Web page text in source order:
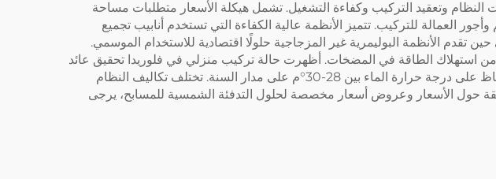
النظام وتعقيد التركيب وكفاءة التشغيل. تشمل هيكلة الأسعار متطلبات مساحة
التحكم وأجور العمالة للتركيب. تتميز الأنظمة عالية الكفاءة التي تستخدم أنابيب تجميع
تقدم الأنظمة البوليمرية غير المزجاجية حلولًا اقتصادية للاستخدام الموسمي.
استهلاك الطاقة في المضخات. أظهرت حالة تركيب منزلي في فلوريدا تحقيق عائد
على الاستثمار خلال سنتين من خلال تمديد موسم السباحة وتقليل تكاليف التدفئة التقليدية، مع الحفاظ على درجة حرارة الماء بين 28-30°م على مدار السنة. تختلف تكاليف النظام
حول الأسعار وعروض أسعار مخصصة لحلول التدفئة الشمسية للمسابح، يرجى